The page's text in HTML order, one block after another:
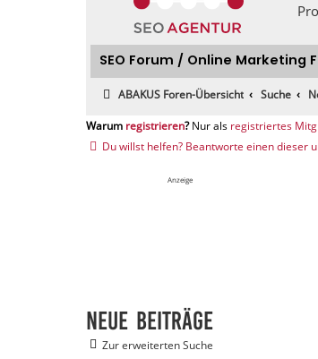
SEO Forum / Online Marketing
ABAKUS Foren-Übersicht Suche
registrieren
registriertes
Du willst helfen? Beantworte einen dieser
Anzeige
Neue Beiträge
Zur erweiterten Suche